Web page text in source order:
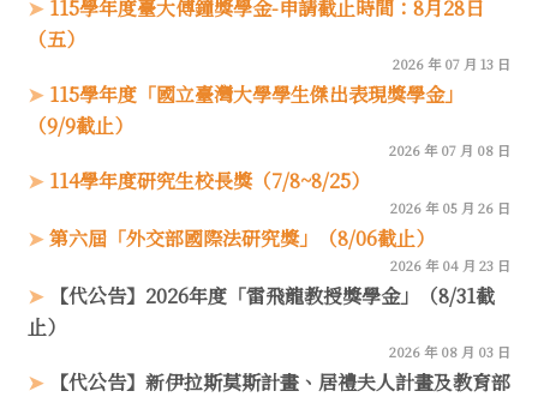
115學年度臺大傅鐘獎學金-申請截止時間：8月28日
（五）
2026 年 07 月 13 日
115學年度「國立臺灣大學學生傑出表現獎學金」
（9/9截止）
2026 年 07 月 08 日
114學年度研究生校長獎（7/8~8/25）
2026 年 05 月 26 日
第六屆「外交部國際法研究獎」（8/06截止）
2026 年 04 月 23 日
【代公告】2026年度「雷飛龍教授獎學金」（8/31截
止）
2026 年 08 月 03 日
【代公告】新伊拉斯莫斯計畫、居禮夫人計畫及教育部